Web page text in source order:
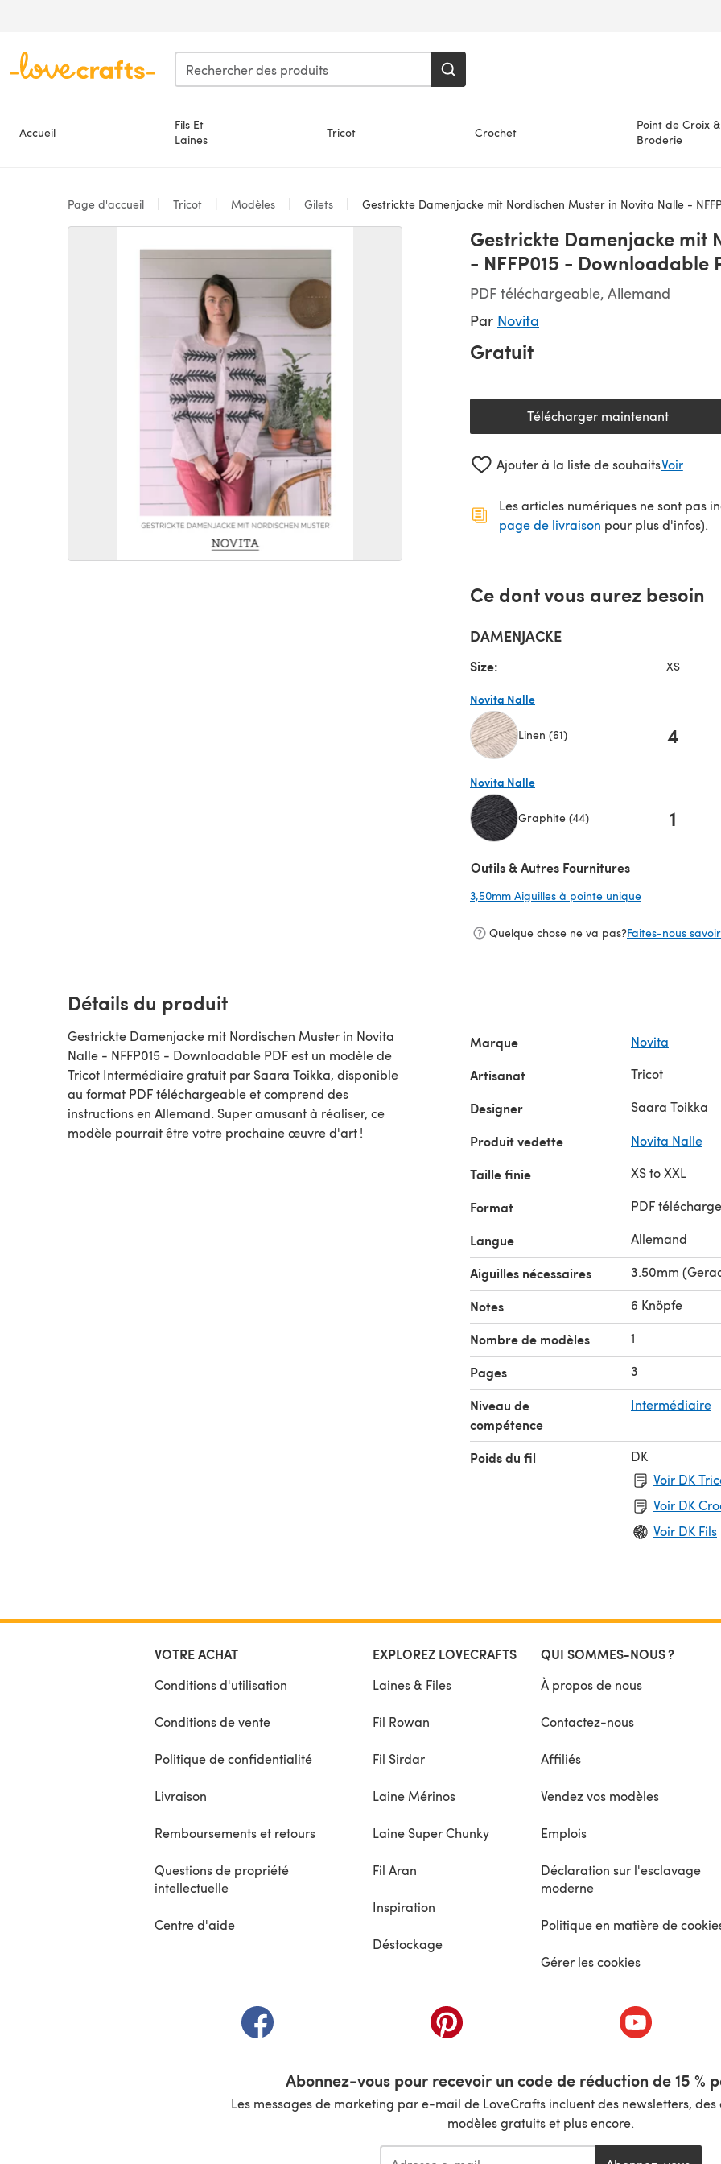
Accueil
Fils Et
Laines
Tricot Crochet
Point de Croix &
Broderie
Page d'accueil Tricot Modèles Gilets Gestrickte Damenjacke mit Nordischen Muster in Novita Nalle -
Gestrickte Damenjacke mit
- NFFP015 - Downloadable
PDF téléchargeable, Allemand
Par Novita
Gratuit
Télécharger maintenant
(s'ouvre dans un
Ajouter à la liste de souhaitsVoir
Les articles numériques ne sont pas
page de livraison (s'ouvre dans un
pour plus d'infos).
Ce dont vous aurez besoin
DAMENJACKE
Size: XS
Novita Nalle
Linen (61) 4
Novita Nalle
Graphite (44) 1
Outils & Autres Fournitures
3,50mm Aiguilles à pointe unique
Quelque chose ne va pas?Faites-nous
Détails du produit
Gestrickte Damenjacke mit Nordischen Muster in Novita
Nalle - NFFP015 - Downloadable PDF est un modèle de
Tricot Intermédiaire gratuit par Saara Toikka, disponible
au format PDF téléchargeable et comprend des
instructions en Allemand. Super amusant à réaliser, ce
modèle pourrait être votre prochaine œuvre d'art !
Marque Novita
Artisanat Tricot
Designer Saara Toikka
Produit vedette Novita Nalle
Taille finie XS to XXL
Format PDF
Langue Allemand
Aiguilles nécessaires 3.50mm
Notes 6 Knöpfe
Nombre de modèles 1
Pages 3
Niveau de
compétence
Intermédiaire
Poids du fil
DK
Voir DK
Voir DK
Voir DK Fils
VOTRE ACHAT
Conditions d'utilisation
Conditions de vente
Politique de confidentialité
Livraison
Remboursements et retours
Questions de propriété
intellectuelle
Centre d'aide
EXPLOREZ LOVECRAFTS
Laines & Files
Fil Rowan
Fil Sirdar
Laine Mérinos
Laine Super Chunky
Fil Aran
Inspiration
Déstockage
QUI SOMMES-NOUS ?
À propos de nous
Contactez-nous
Affiliés
Vendez vos modèles
Emplois
Déclaration sur l'esclavage
moderne
Politique en matière de
Gérer les cookies
(s'ouvre dans un nouvel onglet) (s'ouvre dans un nouvel onglet) (s'ouvre dans
Abonnez-vous pour recevoir un code de réduction de 15 %
Les messages de marketing par e-mail de LoveCrafts incluent des newsletters,
modèles gratuits et plus encore.